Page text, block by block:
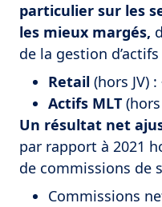
particulier sur les
les mieux margés,
de la gestion
Retail (hors JV) :
Actifs MLT (hors
Un résultat net
par rapport à 2021
de commissions de
Commissions